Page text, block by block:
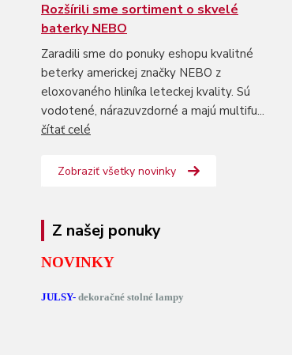
Rozšírili sme sortiment o skvelé
baterky NEBO
Zaradili sme do ponuky eshopu kvalitné
beterky americkej značky NEBO z
eloxovaného hliníka leteckej kvality. Sú
vodotené, nárazuvzdorné a majú multifu...
čítať celé
Zobraziť všetky novinky
Z našej ponuky
NOVINKY
JULSY- dekoračné stolné lampy